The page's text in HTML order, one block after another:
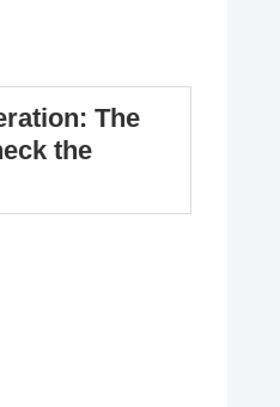
The
the